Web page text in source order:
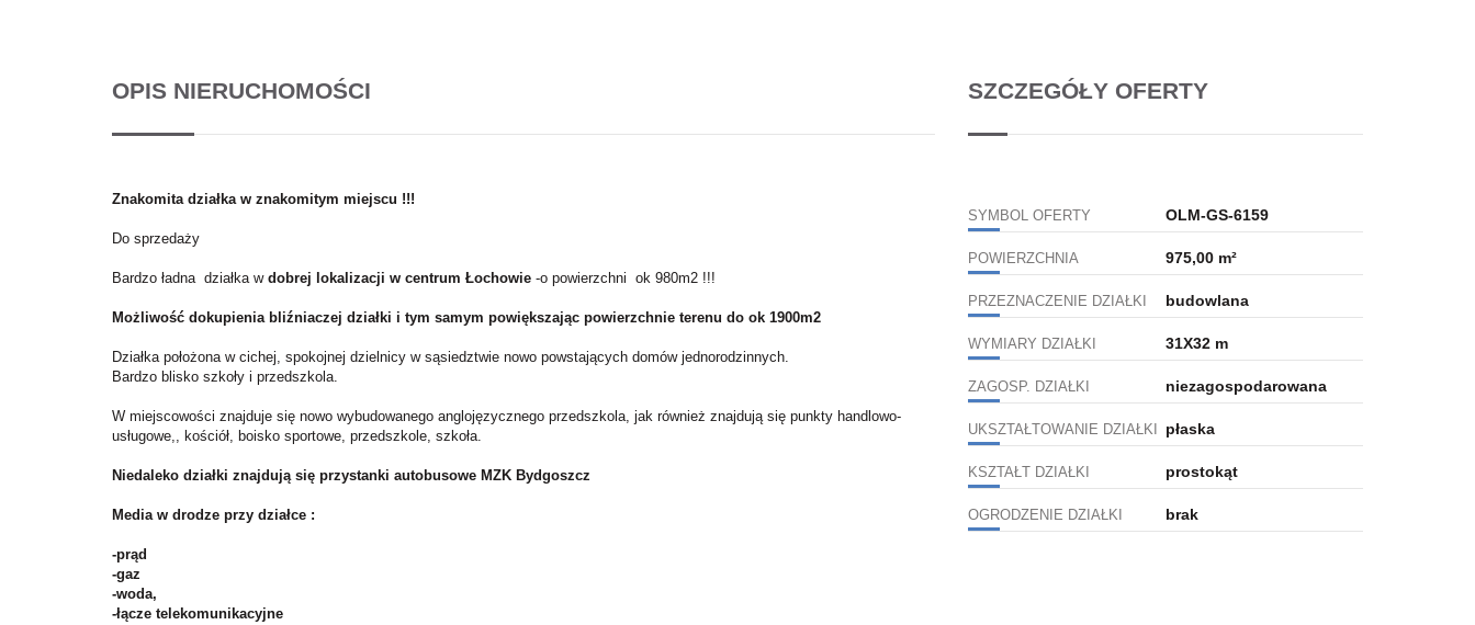
OPIS NIERUCHOMOŚCI
Znakomita działka w znakomitym miejscu !!!
Do sprzedaży
Bardzo ładna działka wdobrej lokalizacji w centrum Łochowie -o powierzchni ok 980m2 !!!
Możliwość dokupienia bliźniaczej działki i tym samym powiększając powierzchnie terenu do ok 1900m2
Działka położona w cichej, spokojnej dzielnicy w sąsiedztwie nowo powstających domów jednorodzinnych.
Bardzo blisko szkoły i przedszkola.
W miejscowości znajduje się nowo wybudowanego anglojęzycznego przedszkola, jak również znajdują się punkty handlowo-
usługowe,, kościół, boisko sportowe, przedszkole, szkoła.
Niedaleko działki znajdują się przystanki autobusowe MZK Bydgoszcz
Media w drodze przy działce :
-prąd
-gaz
-woda,
-łącze telekomunikacyjne
SZCZEGÓŁY OFERTY
SYMBOL OFERTY OLM-GS-6159
POWIERZCHNIA 975,00 m²
PRZEZNACZENIE DZIAŁKI budowlana
WYMIARY DZIAŁKI 31X32 m
ZAGOSP. DZIAŁKI niezagospodarowana
UKSZTAŁTOWANIE DZIAŁKI płaska
KSZTAŁT DZIAŁKI prostokąt
OGRODZENIE DZIAŁKI brak